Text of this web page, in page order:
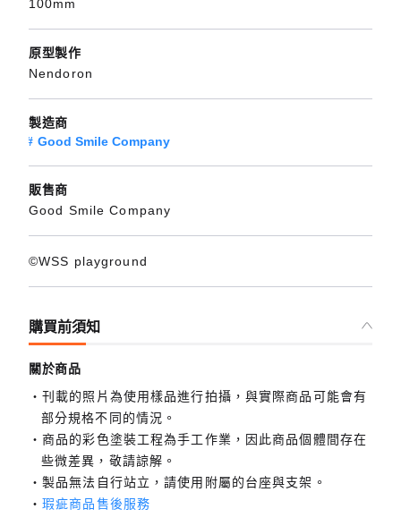
100mm
原型製作
Nendoron
製造商
Good Smile Company
販售商
Good Smile Company
©WSS playground
購買前須知
關於商品
刊載的照片為使用樣品進行拍攝，與實際商品可能會有
部分規格不同的情況。
商品的彩色塗裝工程為手工作業，因此商品個體間存在
些微差異，敬請諒解。
製品無法自行站立，請使用附屬的台座與支架。
瑕疵商品售後服務